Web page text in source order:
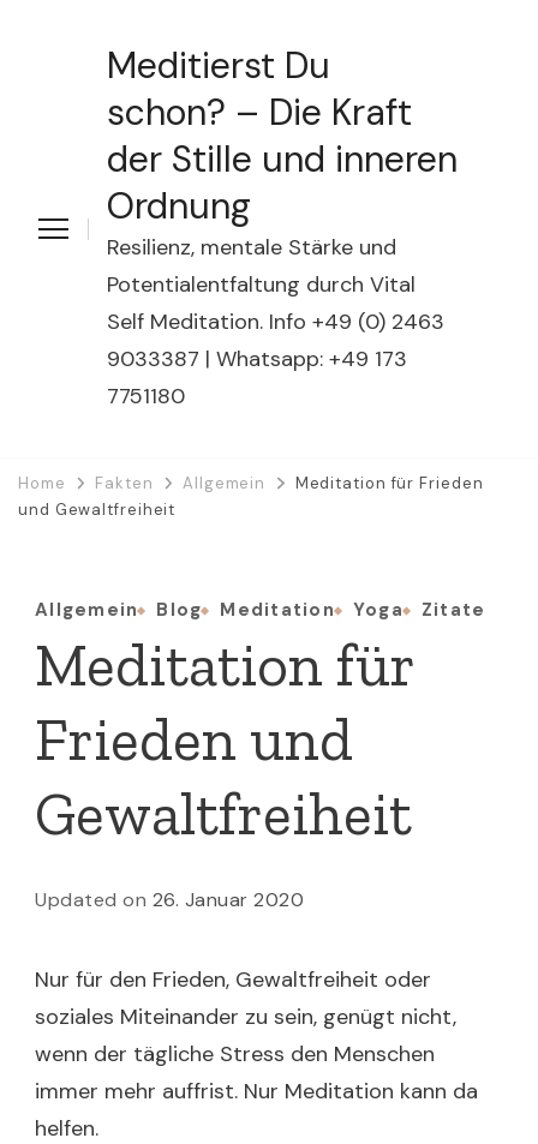
Meditierst Du
schon? – Die Kraft
der Stille und inneren
Ordnung
Resilienz, mentale Stärke und
Potentialentfaltung durch Vital
Self Meditation. Info +49 (0) 2463
9033387 | Whatsapp: +49 173
7751180
Home Fakten Allgemein
Meditation für Frieden
und Gewaltfreiheit
Allgemein Blog Meditation Yoga Zitate
Meditation für
Frieden und
Gewaltfreiheit
Updated on 26. Januar 2020
Nur für den Frieden, Gewaltfreiheit oder
soziales Miteinander zu sein, genügt nicht,
wenn der tägliche Stress den Menschen
immer mehr auffrist. Nur Meditation kann da
helfen.